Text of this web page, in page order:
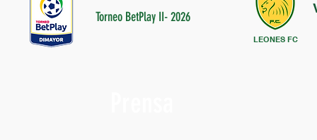
Torneo BetPlay II- 2026
LEONES FC